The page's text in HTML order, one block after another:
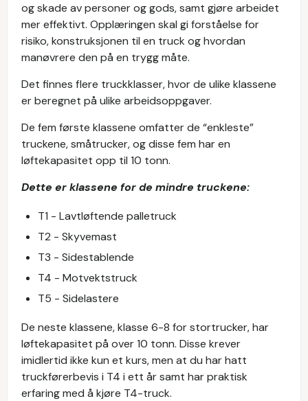
og skade av personer og gods, samt gjøre arbeidet
mer effektivt. Opplæringen skal gi forståelse for
risiko, konstruksjonen til en truck og hvordan
manøvrere den på en trygg måte.
Det finnes flere truckklasser, hvor de ulike klassene
er beregnet på ulike arbeidsoppgaver.
De fem første klassene omfatter de “enkleste”
truckene, småtrucker, og disse fem har en
løftekapasitet opp til 10 tonn.
Dette er klassene for de mindre truckene:
T1 - Lavtløftende palletruck
T2 - Skyvemast
T3 - Sidestablende
T4 - Motvektstruck
T5 - Sidelastere
De neste klassene, klasse 6-8 for stortrucker, har
løftekapasitet på over 10 tonn. Disse krever
imidlertid ikke kun et kurs, men at du har hatt
truckførerbevis i T4 i ett år samt har praktisk
erfaring med å kjøre T4-truck.